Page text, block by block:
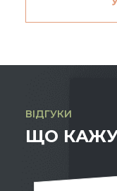
ВІДГУКИ
ЩО